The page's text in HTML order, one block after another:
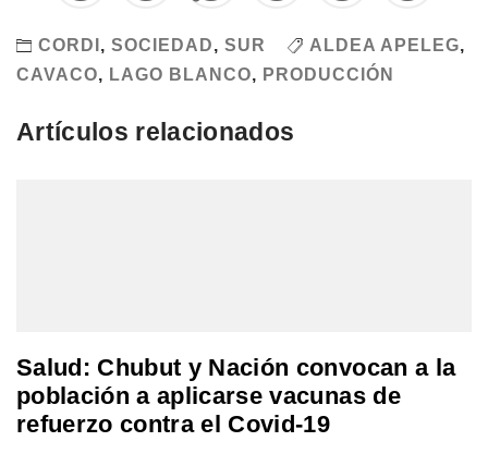
CORDI , SOCIEDAD, SUR ALDEA APELEG,
CAVACO, LAGO BLANCO, PRODUCCIÓN
Artículos relacionados
Salud: Chubut y Nación convocan a la
población a aplicarse vacunas de
refuerzo contra el Covid-19